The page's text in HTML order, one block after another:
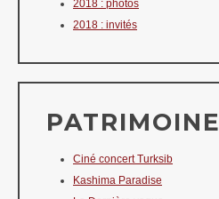
2018 : photos
2018 : invités
PATRIMOINE
Ciné concert Turksib
Kashima Paradise